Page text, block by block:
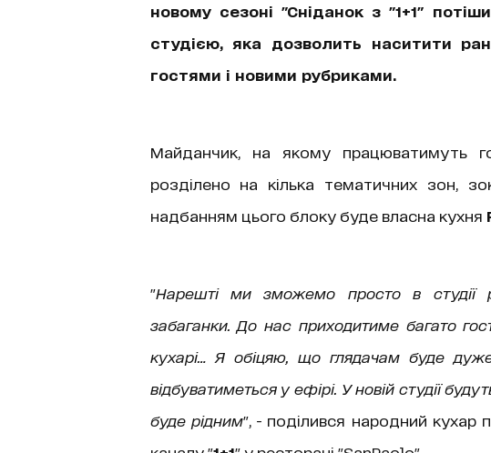
новому сезоні "Сніданок з "1+1"
студією, яка дозволить наситити
гостями і новими рубриками.
Майданчик, на якому працюватимуть
розділено на кілька тематичних зон,
надбанням цього блоку буде власна кухня
"Нарешті ми зможемо просто в студії
забаганки. До нас приходитиме багато
кухарі… Я обіцяю, що глядачам буде
відбуватиметься у ефірі. У новій студії
буде рідним", - поділився народний кухар